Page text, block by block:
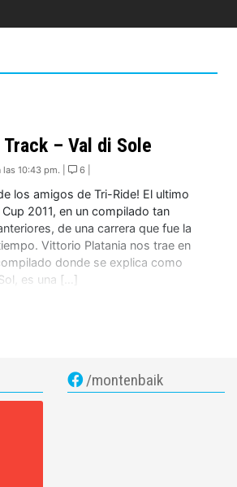
– Val di Sole
10:43 pm. | 6 |
los amigos de Tri-Ride! El ultimo
2011, en un compilado tan
de una carrera que fue la
Vittorio Platania nos trae en
donde se explica como
es una […]
/montenbaik